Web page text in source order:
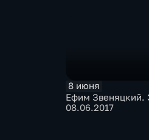
8 июня
Ефим Звеняцкий.
08.06.2017